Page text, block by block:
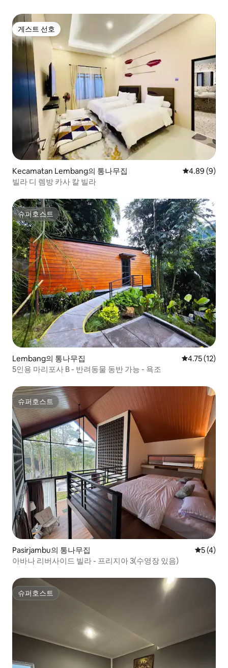
게스트 선호
게스트 선호
Kecamatan Lembang의 통나무집 평점 4.89점
4.89 (9)
빌라 디 렘방 카사 칼 빌라
슈퍼호스트
슈퍼호스트
Lembang의 통나무집 평점 4.75점
4.75 (12)
5인용 마리포사 B - 반려동물 동반 가능 - 욕조
슈퍼호스트
슈퍼호스트
Pasirjambu의 통나무집 평점 5점
5 (4)
아바나 리버사이드 빌라 - 프리지아 3(수영장 있음)
슈퍼호스트
슈퍼호스트